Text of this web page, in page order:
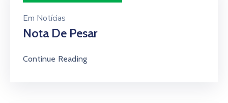
Em Notícias
Nota De Pesar
Continue Reading